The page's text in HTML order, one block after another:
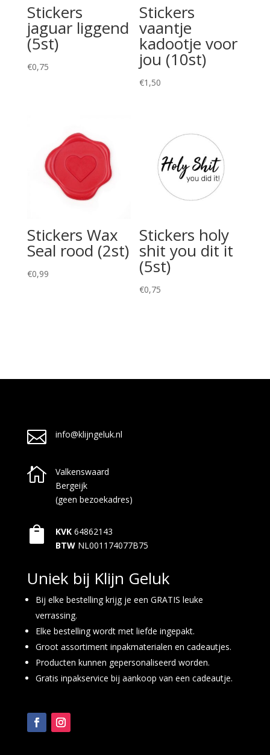
Stickers
jaguar liggend
(5st)
€0,75
Stickers
vaantje
kadootje voor
jou (10st)
€1,50
Stickers Wax
Seal rood (2st)
€0,99
Stickers holy
shit you dit it
(5st)
€0,75
 info@klijngeluk.nl

Valkenswaard
Bergeijk
(geen bezoekadres)
 KVK 64862143
BTW NL001174077B75
Uniek bij Klijn Geluk
Bij elke bestelling krijg je een GRATIS leuke
verrassing.
Elke bestelling wordt met liefde ingepakt.
Groot assortiment inpakmaterialen en cadeautjes.
Producten kunnen gepersonaliseerd worden.
Gratis inpakservice bij aankoop van een cadeautje.